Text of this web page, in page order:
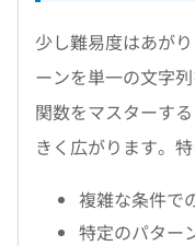
少し難易度はあが
ーンを単一の文字
関数をマスターす
きく広がります。
複雑な条件で
特定のパター